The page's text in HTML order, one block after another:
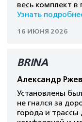
весь комплект в
Узнать
16 ИЮНЯ 2026
BRINA
Александр
Установлены
не гнался за
города и